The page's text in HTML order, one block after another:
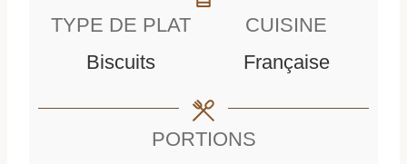
n
u
u
s
t
e
TYPE DE PLAT
Biscuits
CUISINE
Française
PORTIONS